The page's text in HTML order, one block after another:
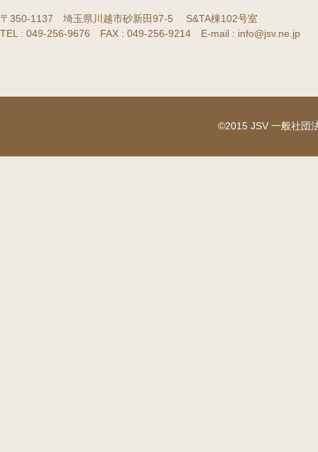
〒350-1137 埼玉県川越市砂新田97-5 S&TA棟102号室
TEL : 049-256-9676 FAX : 049-256-9214 E-mail : info@jsv.ne.jp
©2015 JSV 一般社団